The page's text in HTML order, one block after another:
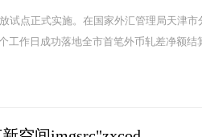
试点正式实施。在国家外汇管理局天津
工作日成功落地全市首笔外币轧差净额